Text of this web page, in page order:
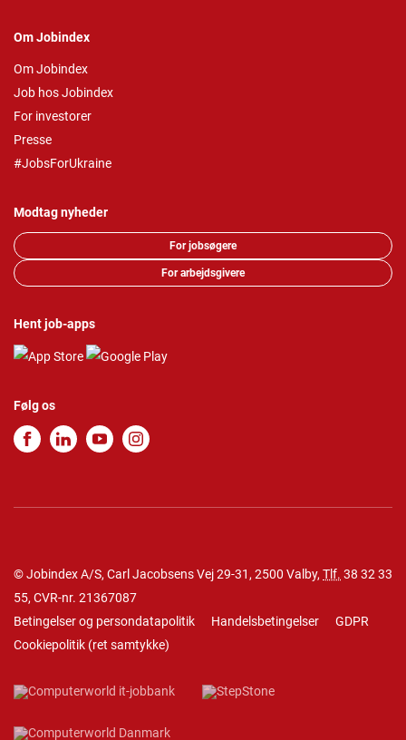
Om Jobindex
Om Jobindex
Job hos Jobindex
For investorer
Presse
#JobsForUkraine
Modtag nyheder
For jobsøgere
For arbejdsgivere
Hent job-apps
Følg os
© Jobindex A/S, Carl Jacobsens Vej 29-31, 2500 Valby, Tlf. 38 32 33
55, CVR-nr. 21367087
Betingelser og persondatapolitik
Handelsbetingelser
GDPR
Cookiepolitik (ret samtykke)